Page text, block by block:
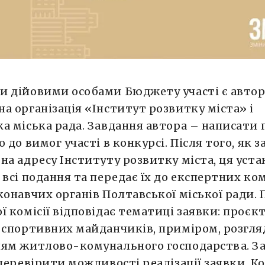
дійовими особами Бюджету участі є
організація «Інститут розвитку міста» і
міська рада. Завдання автора – написати
до вимог участі в конкурсі. Після того, як
адресу Інституту розвитку міста, ця
подання та передає їх до експертних
органів Полтавської міської ради.
комісії відповідає тематиці заявки:
майданчиків, приміром,
житлово-комунального господарства.